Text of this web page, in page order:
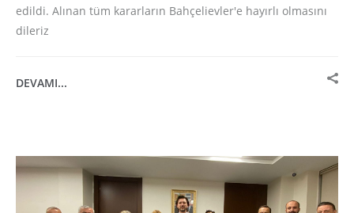
edildi. Alınan tüm kararların Bahçelievler'e hayırlı olmasını
dileriz
DEVAMI...